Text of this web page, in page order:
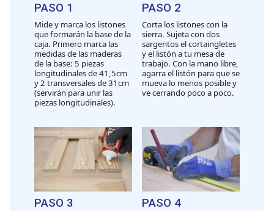
PASO 1
Mide y marca los listones
que formarán la base de la
caja. Primero marca las
medidas de las maderas
de la base: 5 piezas
longitudinales de 41,5cm
y 2 transversales de 31cm
(servirán para unir las
piezas longitudinales).
PASO 2
Corta los listones con la
sierra. Sujeta con dos
sargentos el cortaingletes
y el listón a tu mesa de
trabajo. Con la mano libre,
agarra el listón para que se
mueva lo menos posible y
ve cerrando poco a poco.
PASO 3 PASO 4